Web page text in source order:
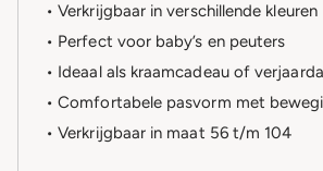
• Verkrijgbaar in verschillende kleuren
• Perfect voor baby’s en peuters
• Ideaal als kraamcadeau of
• Comfortabele pasvorm met
• Verkrijgbaar in maat 56 t/m 104